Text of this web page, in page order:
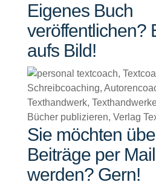
Eigenes Buch
veröffentlichen?
aufs Bild!
Sie möchten
Beiträge per
werden? Gern!